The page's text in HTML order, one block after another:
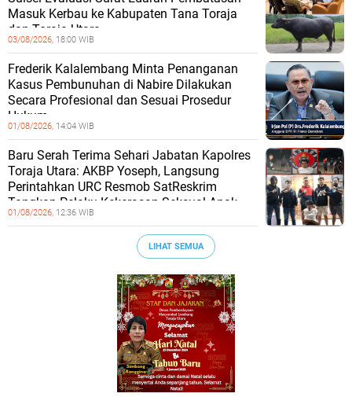
Masuk Kerbau ke Kabupaten Tana Toraja
dan Toraja Utara
03/08/2026, 18:00 WIB
Frederik Kalalembang Minta Penanganan
Kasus Pembunuhan di Nabire Dilakukan
Secara Profesional dan Sesuai Prosedur
Hukum
01/08/2026, 14:04 WIB
Baru Serah Terima Sehari Jabatan Kapolres
Toraja Utara: AKBP Yoseph, Langsung
Perintahkan URC Resmob SatReskrim
Tangkap Pelaku Kekerasan Seksual Anak
01/08/2026, 12:36 WIB
LIHAT SEMUA